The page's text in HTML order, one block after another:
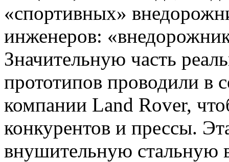
«спортивных»
инженеров:
Значительную часть
прототипов проводили в
компании Land Rover,
конкурентов и прессы.
внушительную стальную